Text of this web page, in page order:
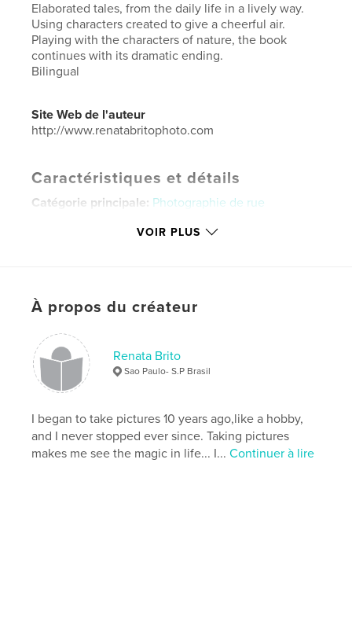
Elaborated tales, from the daily life in a lively way.
Using characters created to give a cheerful air.
Playing with the characters of nature, the book
continues with its dramatic ending.
Bilingual
Site Web de l'auteur
http://www.renatabritophoto.com
Caractéristiques et détails
Catégorie principale: Photographie de rue
Catégories supplémentaires Poésie
LangueEnglish
Mots-clés
Poetry , tales , nature
street
VOIR PLUS
À propos du créateur
Renata Brito
Sao Paulo- S.P Brasil
I began to take pictures 10 years ago,like a hobby,
and I never stopped ever since. Taking pictures
makes me see the magic in life... I...Continuer à lire